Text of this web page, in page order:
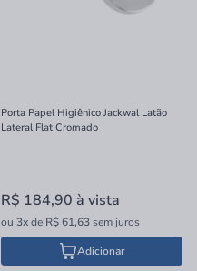
Porta Papel Higiênico Jackwal Latão
Lateral Flat Cromado
R$ 184,90 à vista
ou 3xde R$ 61,63sem juros
Adicionar